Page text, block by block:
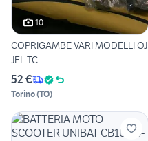
10
COPRIGAMBE VARI MODELLI OJ
JFL-TC
52 €
Torino(TO)